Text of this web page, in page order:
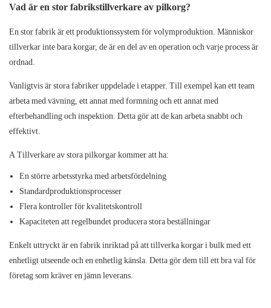
Vad är en stor fabrikstillverkare av pilkorg?
En stor fabrik är ett produktionssystem för volymproduktion. Människor
tillverkar inte bara korgar, de är en del av en operation och varje process är
ordnad.
Vanligtvis är stora fabriker uppdelade i etapper. Till exempel kan ett team
arbeta med vävning, ett annat med formning och ett annat med
efterbehandling och inspektion. Detta gör att de kan arbeta snabbt och
effektivt.
A Tillverkare av stora pilkorgarkommer att ha:
En större arbetsstyrka med arbetsfördelning
Standardproduktionsprocesser
Flera kontroller för kvalitetskontroll
Kapaciteten att regelbundet producera stora beställningar
Enkelt uttryckt är en fabrik inriktad på att tillverka korgar i bulk med ett
enhetligt utseende och en enhetlig känsla. Detta gör dem till ett bra val för
företag som kräver en jämn leverans.